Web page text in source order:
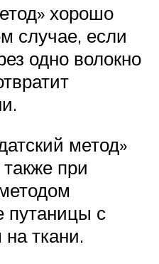
хорошо
случае, если
одно волокно
метод»
при
путаницы с
ткани.